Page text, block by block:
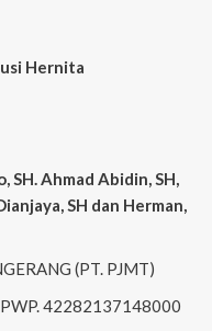
Hernita
, SH. Ahmad Abidin, SH,
, SH dan Herman,
(PT. PJMT)
42282137148000